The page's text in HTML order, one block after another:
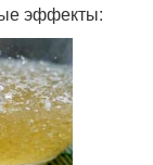
эффекты: